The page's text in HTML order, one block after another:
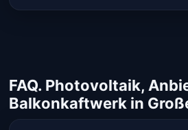
FAQ. Photovoltaik,
Balkonkaftwerk in